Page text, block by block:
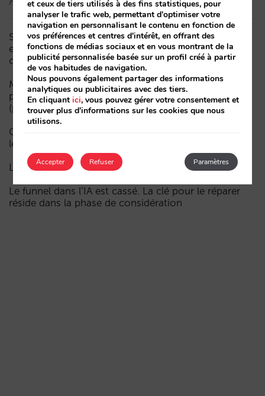
Sarai intègre le multi-room : réservations complexes
et demande à forte valeur, désormais aussi en
conversation
Moins de campagnes, plus d’intelligence : manuel IA
pour actualiser le marketing digital de votre hôtel
(partie 1)
Comment un hôtel apparaît dans les assistants d’IA :
les trois couches de visibilité
La fin de l’ère « Book on Metasearch »
Le funnel dans l’IA est cassé. La clé pour le réparer
réside dans la phase de considération
et ceux de tiers utilisés à des fins statistiques, pour
analyser le trafic web, permettant d'optimiser votre
navigation en personnalisant le contenu en fonction de
vos préférences et centres d'intérêt, en offrant des
fonctions de médias sociaux et en vous montrant de la
publicité personnalisée basée sur un profil créé à partir
de vos habitudes de navigation.
Nous pouvons également partager des informations
analytiques ou publicitaires avec des tiers.
En cliquantici, vous pouvez gérer votre consentement et
trouver plus d'informations sur les cookies que nous
utilisons.
Accepter Paramètres
Refuser